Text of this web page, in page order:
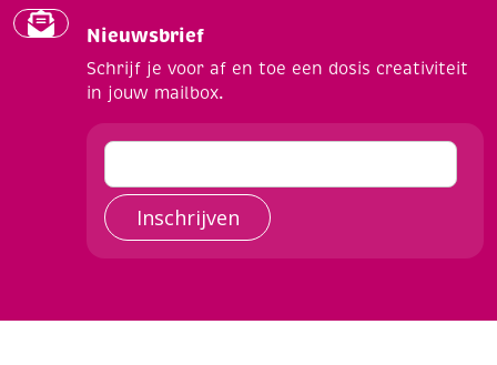
Nieuwsbrief
Schrijf je voor af en toe een dosis creativiteit
in jouw mailbox.
Inschrijven